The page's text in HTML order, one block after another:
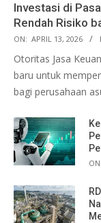
Investasi di
Rendah Risiko
ON: APRIL 13, 2026
Otoritas Jasa
baru untuk
bagi perusahaan
ON: